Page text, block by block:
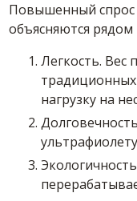
Повышенный спрос
объясняются
Легкость. Вес
нагрузку на